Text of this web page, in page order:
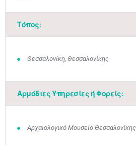
Τόπος:
Θεσσαλονίκη, Θεσσαλονίκης
Αρμόδιες Υπηρεσίες ή Φορείς:
Αρχαιολογικό Μουσείο Θεσσαλονίκης